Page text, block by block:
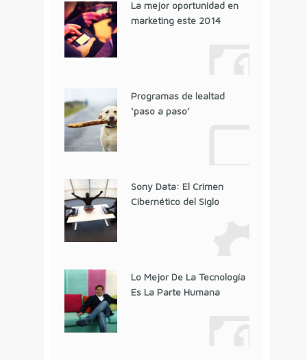
La mejor oportunidad en
marketing este 2014
Programas de lealtad
‘paso a paso’
Sony Data: El Crimen
Cibernético del Siglo
Lo Mejor De La Tecnología
Es La Parte Humana